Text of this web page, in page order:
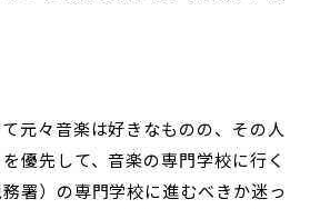
元々音楽は好きなものの、その人
優先して、音楽の専門学校に行く
署）の専門学校に進むべきか迷っ